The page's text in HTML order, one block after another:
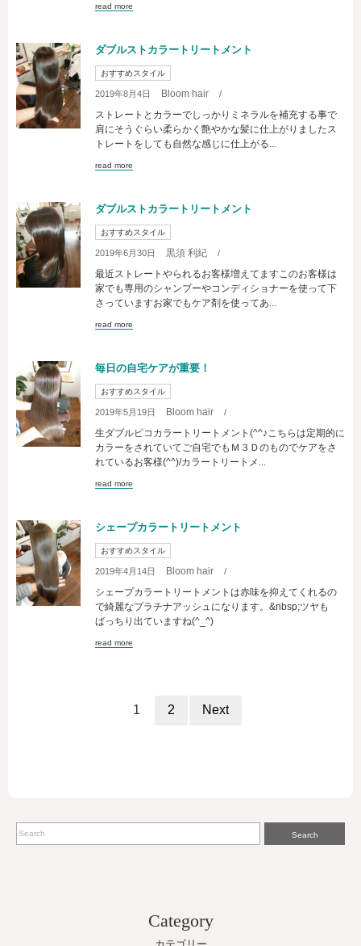
read more
ダブルストカラートリートメント
おすすめスタイル
2019年8月4日 Bloom hair /
ストレートとカラーでしっかりミネラルを補充する事で
肩にそうぐらい柔らかく艶やかな髪に仕上がりましたス
トレートをしても自然な感じに仕上がる...
read more
ダブルストカラートリートメント
おすすめスタイル
2019年6月30日 黒須 利紀 /
最近ストレートやられるお客様増えてますこのお客様は
家でも専用のシャンプーやコンディショナーを使って下
さっていますお家でもケア剤を使ってあ...
read more
毎日の自宅ケアが重要！
おすすめスタイル
2019年5月19日 Bloom hair /
生ダブルピコカラートリートメント(^^♪こちらは定期的に
カラーをされていてご自宅でもＭ３Ｄのものでケアをさ
れているお客様(^^)/カラートリートメ...
read more
シェープカラートリートメント
おすすめスタイル
2019年4月14日 Bloom hair /
シェープカラートリートメントは赤味を抑えてくれるの
で綺麗なプラチナアッシュになります。&nbsp;ツヤも
ばっちり出ていますね(^_^)
read more
1 2 Next
Search
Category